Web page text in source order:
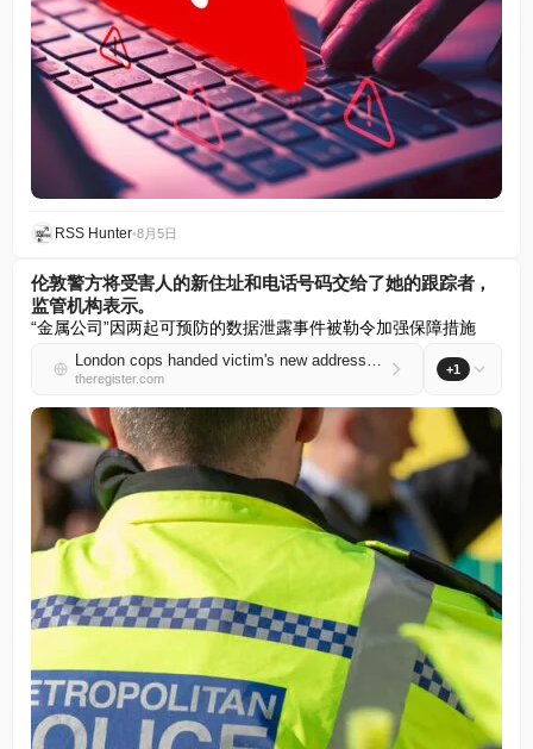
RSS Hunter•8月5日
伦敦警方将受害人的新住址和电话号码交给了她的跟踪者，
监管机构表示。
“金属公司”因两起可预防的数据泄露事件被勒令加强保障措施
London cops handed victim's new address and number to her stalker, watchdog says
theregister.com
+1